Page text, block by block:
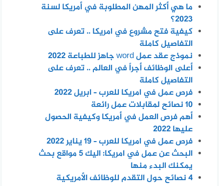
ما هي أكثر المهن المطلوبة في أمريكا لسنة
2023؟
كيفية فتح مشروع في امريكا .. تعرف على
التفاصيل كاملة
نموذج عقد عمل word جاهز للطباعة 2022
أعلى الوظائف أجراً في العالم .. تعرف على
التفاصيل كاملة
فرص عمل في امريكا للعرب – ابريل 2022
10 نصائح لمقابلات عمل رائعة
أهم فرص العمل في أمريكا وكيفية الحصول
عليها 2022
فرص عمل في امريكا للعرب – 19 يناير 2022
البحث عن عمل في امريكا: اليك 5 مواقع بحث
يمكنك البدء منها
4 نصائح حول التقدم للوظائف الأمريكية